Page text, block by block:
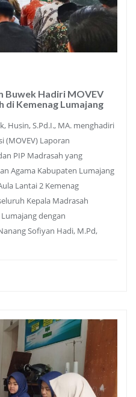
Buwek Hadiri MOVEV
di Kemenag Lumajang
Husin, S.Pd.I., MA. menghadiri
(MOVEV) Laporan
PIP Madrasah yang
Agama Kabupaten Lumajang
Lantai 2 Kemenag
Kepala Madrasah
dengan
Sofiyan Hadi, M.Pd,